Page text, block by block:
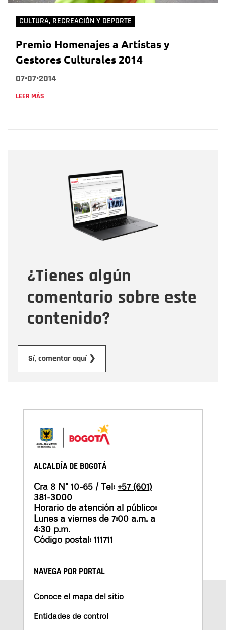
CULTURA, RECREACIÓN Y DEPORTE
Premio Homenajes a Artistas y
Gestores Culturales 2014
07•07•2014
LEER MÁS
¿Tienes algún
comentario sobre este
contenido?
Sí, comentar aquí ❯
Correo electrónico
Tipo de comentario
Mensaje
ALCALDÍA DE BOGOTÁ
Cra 8 N° 10-65 / Tel: +57 (601)
381-3000
Horario de atención al público:
Lunes a viernes de 7:00 a.m. a
4:30 p.m.
Código postal: 111711
NAVEGA POR PORTAL
Conoce el mapa del sitio
Entidades de control